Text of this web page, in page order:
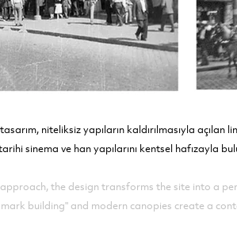
niteliksiz yapıların kaldırılmasıyla
sinema ve han yapılarını kentsel hafızayla
the design transforms the site into a
building" and modern canopies create a